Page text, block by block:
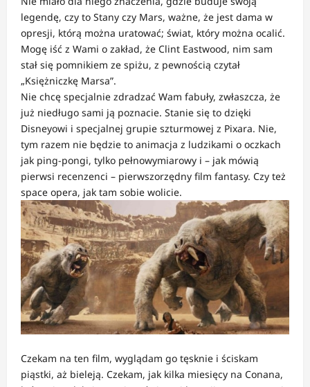
legendę, czy to Stany czy Mars, ważne, że jest dama w
opresji, którą można uratować; świat, który można ocalić.
Mogę iść z Wami o zakład, że Clint Eastwood, nim sam
stał się pomnikiem ze spiżu, z pewnością czytał
„Księżniczkę Marsa”.
Nie chcę specjalnie zdradzać Wam fabuły, zwłaszcza, że
już niedługo sami ją poznacie. Stanie się to dzięki
Disneyowi i specjalnej grupie szturmowej z Pixara. Nie,
tym razem nie będzie to animacja z ludzikami o oczkach
jak ping-pongi, tylko pełnowymiarowy i – jak mówią
pierwsi recenzenci – pierwszorzędny film fantasy. Czy też
space opera, jak tam sobie wolicie.
Czekam na ten film, wyglądam go tęsknie i ściskam
piąstki, aż bieleją. Czekam, jak kilka miesięcy na Conana,